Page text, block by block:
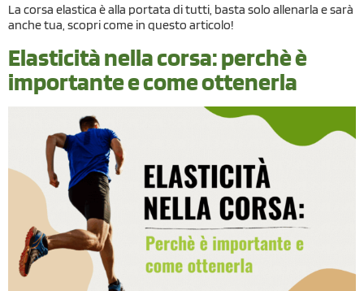
La corsa elastica è alla portata di tutti, basta solo allenarla e sarà
anche tua, scopri come in questo articolo!
Elasticità nella corsa: perchè è
importante e come ottenerla